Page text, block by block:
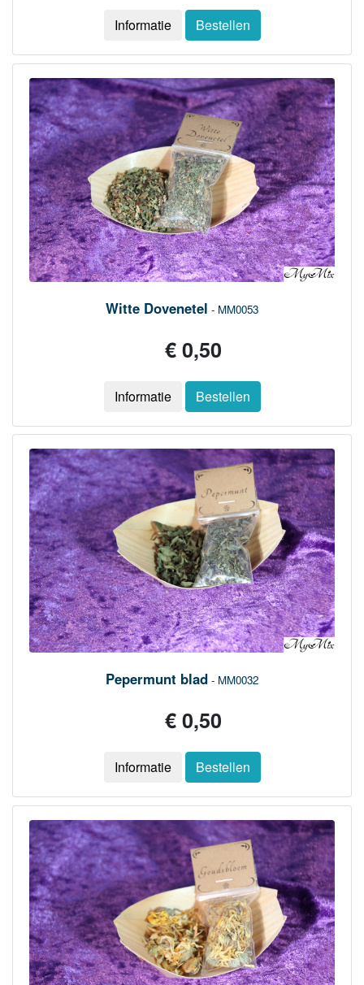
Informatie Bestellen
Witte Dovenetel - MM0053
€ 0,50
Informatie Bestellen
Pepermunt blad - MM0032
€ 0,50
Informatie Bestellen